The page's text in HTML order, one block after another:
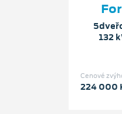
132
Cenové
224 000